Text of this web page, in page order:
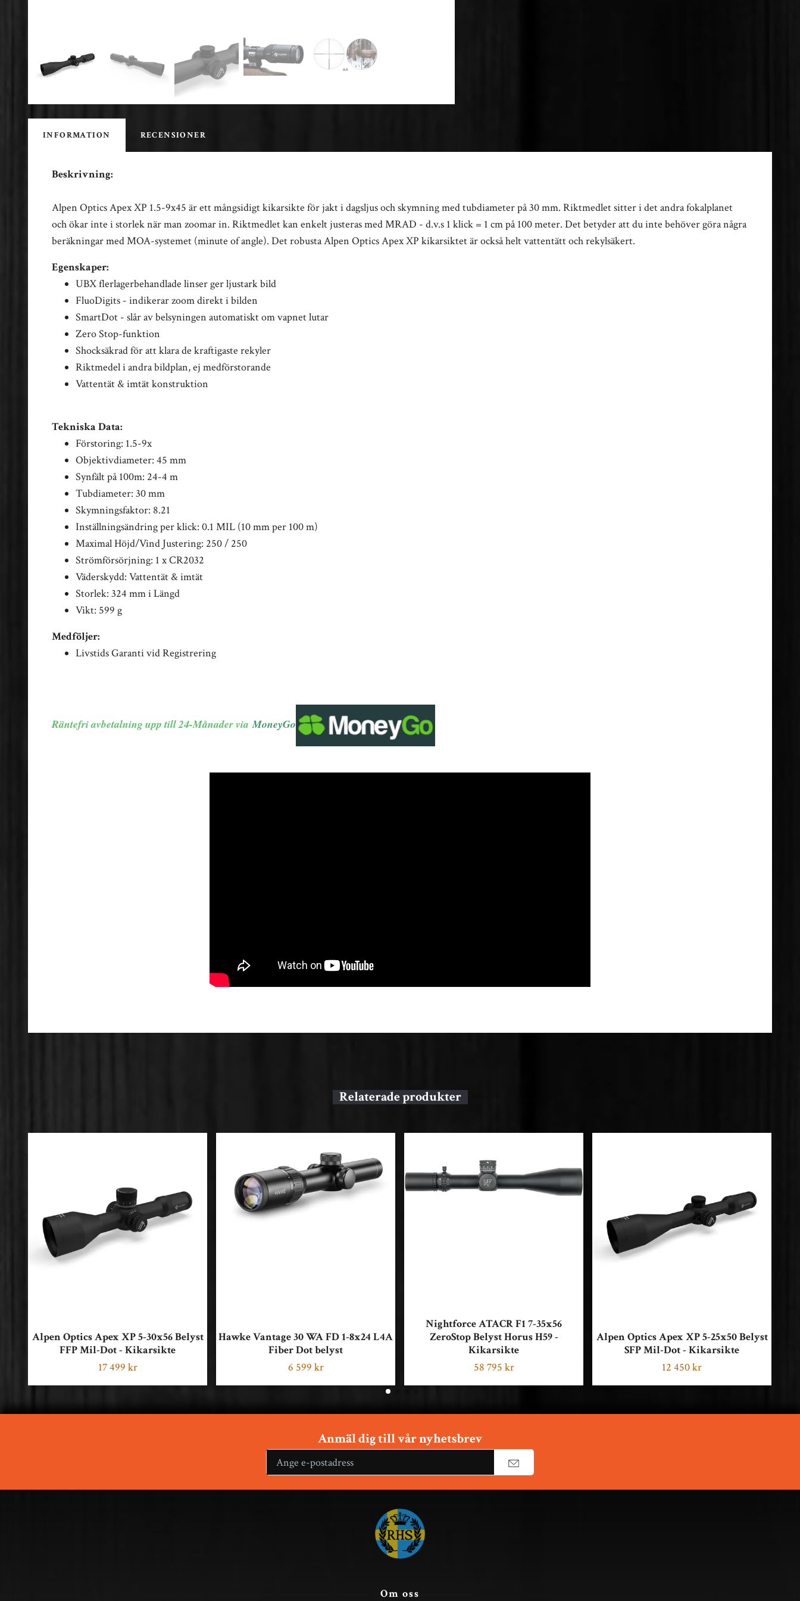
INFORMATION RECENSIONER
Beskrivning:
Alpen Optics Apex XP 1.5-9x45 är ett mångsidigt kikarsikte för jakt i dagsljus och skymning med tubdiameter på 30 mm. Riktmedlet sitter i det andra fokalplanet
och ökar inte i storlek när man zoomar in. Riktmedlet kan enkelt justeras med MRAD - d.v.s 1 klick = 1 cm på 100 meter. Det betyder att du inte behöver göra några
beräkningar med MOA-systemet (minute of angle). Det robusta Alpen Optics Apex XP kikarsiktet är också helt vattentätt och rekylsäkert.
Egenskaper:
UBX flerlagerbehandlade linser ger ljustark bild
FluoDigits - indikerar zoom direkt i bilden
SmartDot - slår av belsyningen automatiskt om vapnet lutar
Zero Stop-funktion
Shocksäkrad för att klara de kraftigaste rekyler
Riktmedel i andra bildplan, ej medförstorande
Vattentät & imtät konstruktion
Tekniska Data:
Förstoring: 1.5-9x
Objektivdiameter: 45 mm
Synfält på 100m: 24-4 m
Tubdiameter: 30 mm
Skymningsfaktor: 8.21
Inställningsändring per klick: 0.1 MIL (10 mm per 100 m)
Maximal Höjd/Vind Justering: 250 / 250
Strömförsörjning: 1 x CR2032
Väderskydd: Vattentät & imtät
Storlek: 324 mm i Längd
Vikt: 599 g
Medföljer:
Livstids Garanti vid Registrering
Räntefri avbetalning upp till 24-Månader via MoneyGo
Alpen Optics Apex XP 5-30x56 Belyst
FFP Mil-Dot - Kikarsikte
17 499 kr
Hawke Vantage 30 WA FD 1-8x24 L4A
Fiber Dot belyst
6 599 kr
Nightforce ATACR F1 7-35x56
ZeroStop Belyst Horus H59 -
Kikarsikte
58 795 kr
Alpen Optics Apex XP 5-25x50 Belyst
SFP Mil-Dot - Kikarsikte
12 450 kr
Anmäl dig till vår nyhetsbrev
Om oss